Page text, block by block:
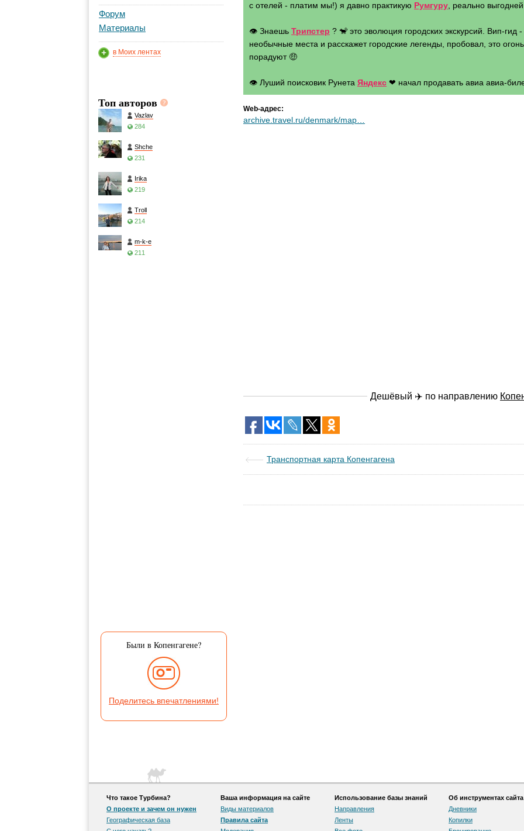
Форум
Материалы
в Моих лентах
Топ авторов
Vazlav
284
Shche
231
Irika
219
Troll
214
m-k-e
211
Были в Копенгагене?
Поделитесь впечатлениями!
с отелей - платим мы!) я давно практикую Румгуру , реально
👁 Знаешь Трипстер ? 🐒 это эволюция городских экскурсий. Вип-
необычные места и расскажет городские легенды, пробовал, это
порадуют 🤑
👁 Луший поисковик Рунета Яндекс ❤ начал продавать авиа авиа-
Web-адрес:
archive.travel.ru/denmark/map…
Дешёвый ✈️ по направлению
Транспортная карта Копенгагена
Что такое Турбина?
О проекте и зачем он нужен
Географическая база
Ваша информация на сайте
Виды материалов
Правила сайта
Использование базы знаний
Направления
Ленты
Об инструментах сайта
Дневники
Копилки